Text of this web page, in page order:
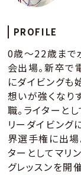
PROFILE
0歳～22歳まで
会出場。新卒で
にダイビングも
想いが強くなり
職。ライターと
リーダイビング
界選手権に出場
ターとしてマリ
グレッスンを開催